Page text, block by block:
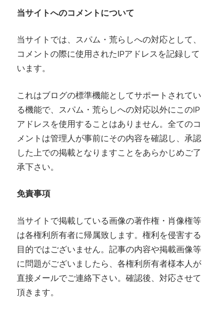
当サイトへのコメントについて
当サイトでは、スパム・荒らしへの対応として、
コメントの際に使用されたIPアドレスを記録して
います。
これはブログの標準機能としてサポートされてい
る機能で、スパム・荒らしへの対応以外にこのIP
アドレスを使用することはありません。全てのコ
メントは管理人が事前にその内容を確認し、承認
した上での掲載となりますことをあらかじめご了
承下さい。
免責事項
当サイトで掲載している画像の著作権・肖像権等
は各権利所有者に帰属致します。権利を侵害する
目的ではございません。記事の内容や掲載画像等
に問題がございましたら、各権利所有者様本人が
直接メールでご連絡下さい。確認後、対応させて
頂きます。